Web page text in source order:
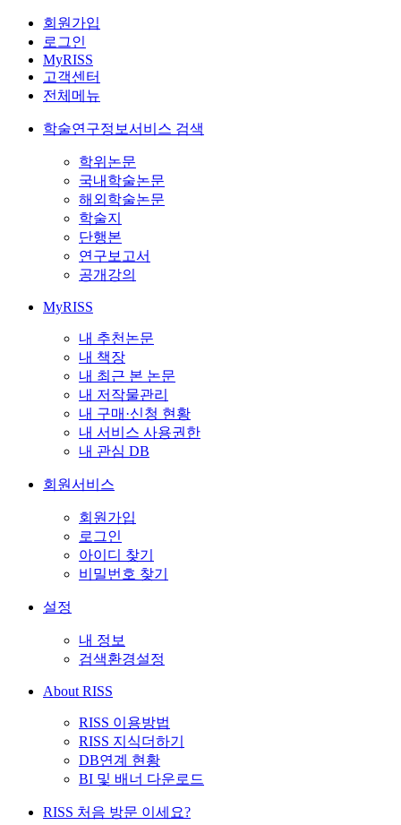
회원가입
로그인
MyRISS
고객센터
전체메뉴
학술연구정보서비스 검색
학위논문
국내학술논문
해외학술논문
학술지
단행본
연구보고서
공개강의
MyRISS
내 추천논문
내 책장
내 최근 본 논문
내 저작물관리
내 구매·신청 현황
내 서비스 사용권한
내 관심 DB
회원서비스
회원가입
로그인
아이디 찾기
비밀번호 찾기
설정
내 정보
검색환경설정
About RISS
RISS 이용방법
RISS 지식더하기
DB연계 현황
BI 및 배너 다운로드
RISS 처음 방문 이세요?